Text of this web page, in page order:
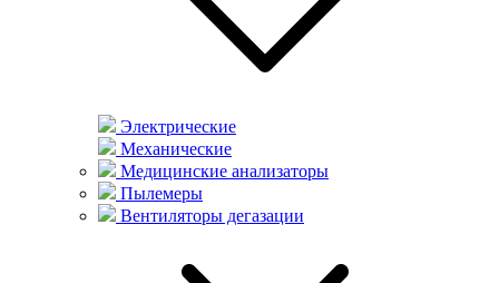
Электрические
Механические
Медицинские анализаторы
Пылемеры
Вентиляторы дегазации